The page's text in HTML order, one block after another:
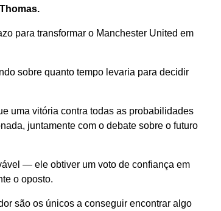
para transformar o Manchester United em
sobre quanto tempo levaria para decidir
uma vitória contra todas as probabilidades
juntamente com o debate sobre o futuro
— ele obtiver um voto de confiança em
o oposto.
são os únicos a conseguir encontrar algo